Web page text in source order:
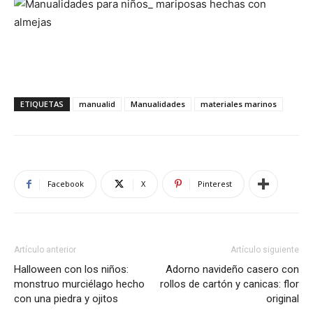
ETIQUETAS manualid Manualidades materiales marinos
Facebook X Pinterest
Artículo anterior
Halloween con los niños:
monstruo murciélago hecho
con una piedra y ojitos
Artículo siguiente
Adorno navideño casero con
rollos de cartón y canicas: flor
original